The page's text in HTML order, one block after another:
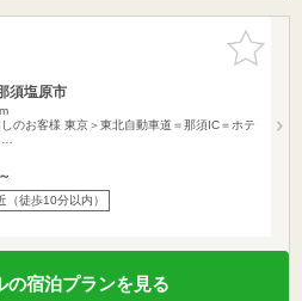
お気に入
りに追加
須塩原市
のお客様 東京＞東北自動車道＝那須IC＝ホテ
（徒歩10分以内）
の宿泊プランを見る